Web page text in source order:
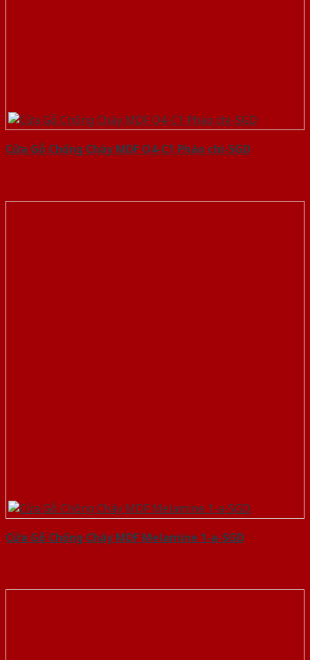
Cửa Gỗ Chống Cháy MDF O4-C1 Phào chi-SGD
Cửa Gỗ Chống Cháy MDF Melamine 1-a-SGD